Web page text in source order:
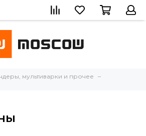
мультиварки и прочее